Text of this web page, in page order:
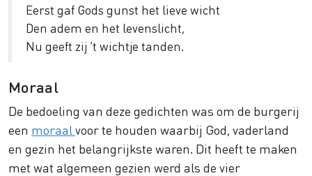
Eerst gaf Gods gunst het lieve wicht
Den adem en het levenslicht,
Nu geeft zij ’t wichtje tanden.
Moraal
De bedoeling van deze gedichten was om de burgerij
een moraal voor te houden waarbij God, vaderland
en gezin het belangrijkste waren. Dit heeft te maken
met wat algemeen gezien werd als de vier